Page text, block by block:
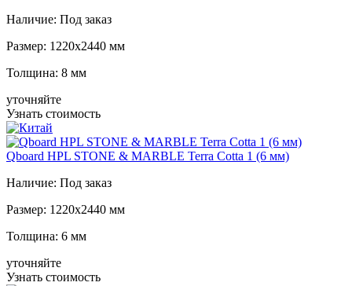
Наличие: Под заказ
Размер: 1220x2440 мм
Толщина: 8 мм
уточняйте
Узнать стоимость
Qboard HPL STONE & MARBLE Terra Cotta 1 (6 мм)
Наличие: Под заказ
Размер: 1220x2440 мм
Толщина: 6 мм
уточняйте
Узнать стоимость